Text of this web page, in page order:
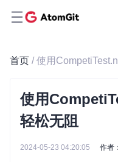
首页 / 使用
使用
轻松无阻
2024-05-23 04:20:05 作者